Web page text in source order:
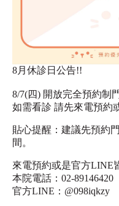
8月休診日公告!!
8/7(四) 開放完全預約制
如需看診 請先來電預約
貼心提醒：建議先預約
間。
來電預約或是官方LINE
本院電話：02-89146420
官方LINE：@098iqkzy